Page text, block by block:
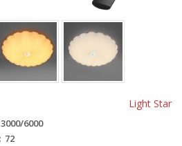
Light Star
3000/6000
72